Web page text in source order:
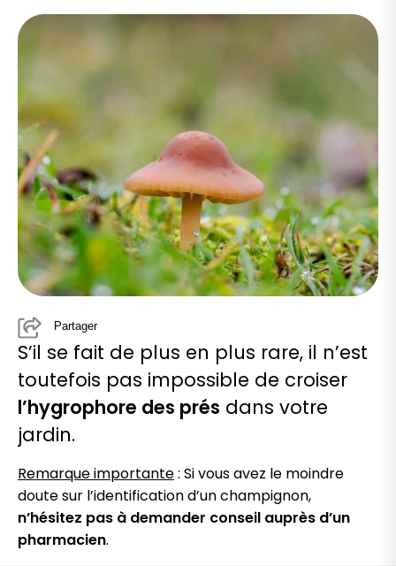
Partager
S’il se fait de plus en plus rare, il n’est
toutefois pas impossible de croiser
l’hygrophore des prés dans votre
jardin.
Remarque importante: Si vous avez le moindre
doute sur l’identification d’un champignon,
n’hésitez pas à demander conseil auprès d’un
pharmacien.